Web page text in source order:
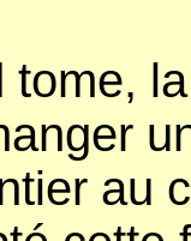
tome,
au